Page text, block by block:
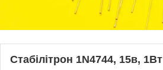
Стабілітрон 1N4744, 15в, 1Вт